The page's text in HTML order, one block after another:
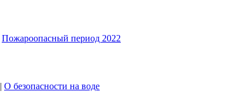
Пожароопасный период 2022
| О безопасности на воде